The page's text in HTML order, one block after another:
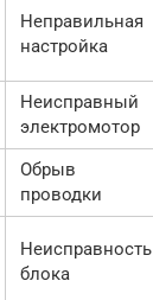
Неправильная
настройка
Неисправный
электромотор
Обрыв
проводки
Неисправность
блока